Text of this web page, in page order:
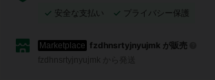
安全な支払い
プライバシー保護
Marketplace fzdhnsrtyjnyujmk が販売
fzdhnsrtyjnyujmk から発送